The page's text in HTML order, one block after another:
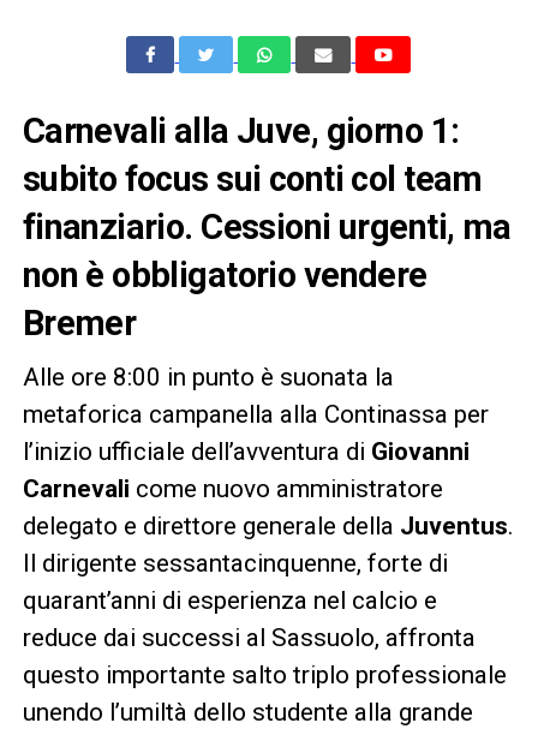
Carnevali alla Juve, giorno 1:
subito focus sui conti col team
finanziario. Cessioni urgenti, ma
non è obbligatorio vendere
Bremer
Alle ore 8:00 in punto è suonata la
metaforica campanella alla Continassa per
l’inizio ufficiale dell’avventura di Giovanni
Carnevali come nuovo amministratore
delegato e direttore generale della Juventus.
Il dirigente sessantacinquenne, forte di
quarant’anni di esperienza nel calcio e
reduce dai successi al Sassuolo, affronta
questo importante salto triplo professionale
unendo l’umiltà dello studente alla grande